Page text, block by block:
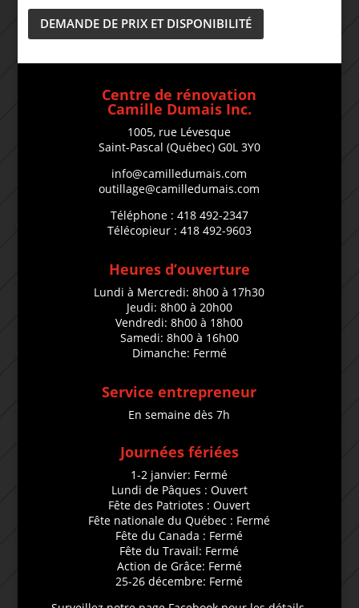
DEMANDE DE PRIX ET DISPONIBILITÉ
Centre de rénovation
Camille Dumais Inc.
1005, rue Lévesque
Saint-Pascal (Québec) G0L 3Y0
info@camilledumais.com
outillage@camilledumais.com
Téléphone : 418 492-2347
Télécopieur : 418 492-9603
Heures d’ouverture
Lundi à Mercredi: 8h00 à 17h30
Jeudi: 8h00 à 20h00
Vendredi: 8h00 à 18h00
Samedi: 8h00 à 16h00
Dimanche: Fermé
Service entrepreneur
En semaine dès 7h
Journées fériées
1-2 janvier: Fermé
Lundi de Pâques : Ouvert
Fête des Patriotes : Ouvert
Fête nationale du Québec : Fermé
Fête du Canada : Fermé
Fête du Travail: Fermé
Action de Grâce: Fermé
25-26 décembre: Fermé